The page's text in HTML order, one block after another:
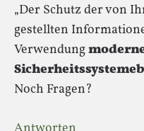
„Der Schutz der von
gestellten
Verwendung
Noch Fragen?